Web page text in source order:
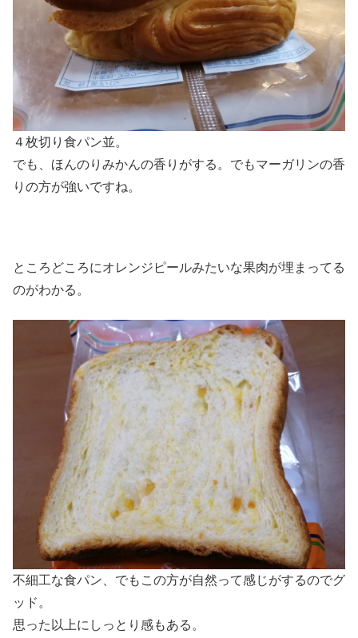
４枚切り食パン並。
でも、ほんのりみかんの香りがする。でもマーガリンの香
りの方が強いですね。
ところどころにオレンジピールみたいな果肉が埋まってる
のがわかる。
不細工な食パン、でもこの方が自然って感じがするのでグ
ッド。
思った以上にしっとり感もある。